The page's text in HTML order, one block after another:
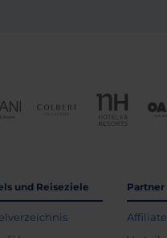
und Reiseziele